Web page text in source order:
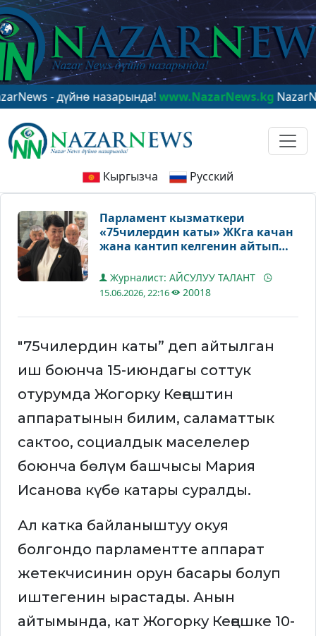
- дүйнө назарында!www.NazarNews.kgNazarNews -
Кыргызча Русский
Парламент кызматкери
«75чилердин каты» ЖКга качан
жана кантип келгенин айтып
Журналист: АЙСУЛУУ ТАЛАНТ
15.06.2026, 22:16 20018
"75чилердин каты” деп айтылган
иш боюнча 15-июндагы соттук
отурумда Жогорку Кеңештин
аппаратынын билим, саламаттык
сактоо, социалдык маселелер
боюнча бөлүм башчысы Мария
Исанова күбө катары суралды.
Ал катка байланыштуу окуя
болгондо парламентте аппарат
жетекчисинин орун басары болуп
иштегенин ырастады. Анын
айтымында, кат Жогорку Кеңешке 10-